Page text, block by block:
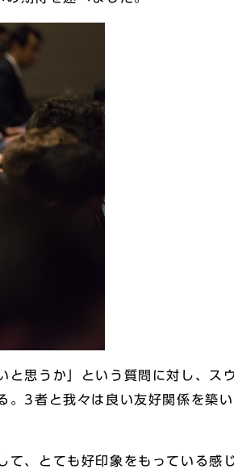
思うか」という質問に対し、ス
3者と我々は良い友好関係を築
、とても好印象をもっている感